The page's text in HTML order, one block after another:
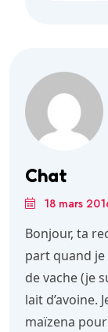
Chat
18 mars
Bonjour, ta
part quand je
de vache (je
lait d’avoine.
maïzena